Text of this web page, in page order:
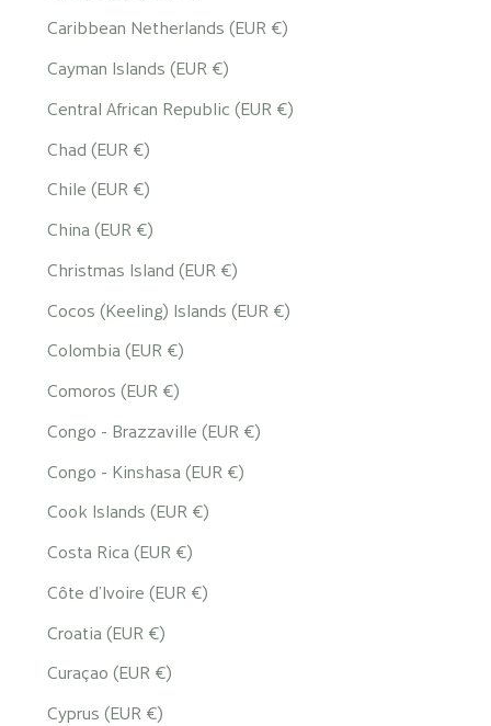
Caribbean Netherlands (EUR €)
Cayman Islands (EUR €)
Central African Republic (EUR €)
Chad (EUR €)
Chile (EUR €)
China (EUR €)
Christmas Island (EUR €)
Cocos (Keeling) Islands (EUR €)
Colombia (EUR €)
Comoros (EUR €)
Congo - Brazzaville (EUR €)
Congo - Kinshasa (EUR €)
Cook Islands (EUR €)
Costa Rica (EUR €)
Côte d’Ivoire (EUR €)
Croatia (EUR €)
Curaçao (EUR €)
Cyprus (EUR €)